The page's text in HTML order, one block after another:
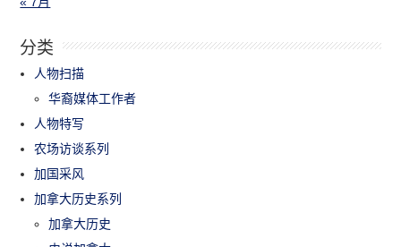
分类
人物扫描
华裔媒体工作者
人物特写
农场访谈系列
加国采风
加拿大历史系列
加拿大历史